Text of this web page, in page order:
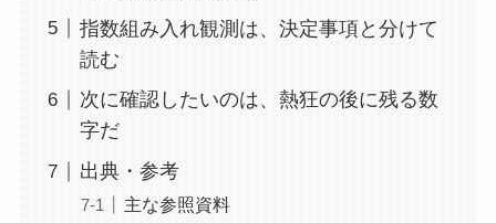
指数組み入れ観測は、決定事項と分けて
読む
次に確認したいのは、熱狂の後に残る数
字だ
出典・参考
主な参照資料